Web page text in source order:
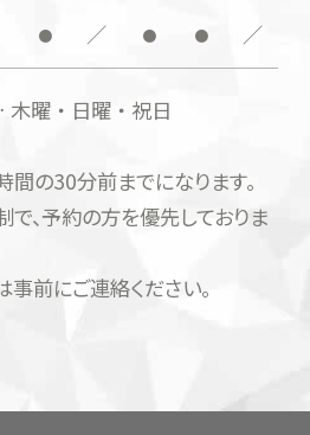
● ／ ● ● ／
曜・日曜・祝日
の30分前までになります。
、予約の方を優先しておりま
前にご連絡ください。